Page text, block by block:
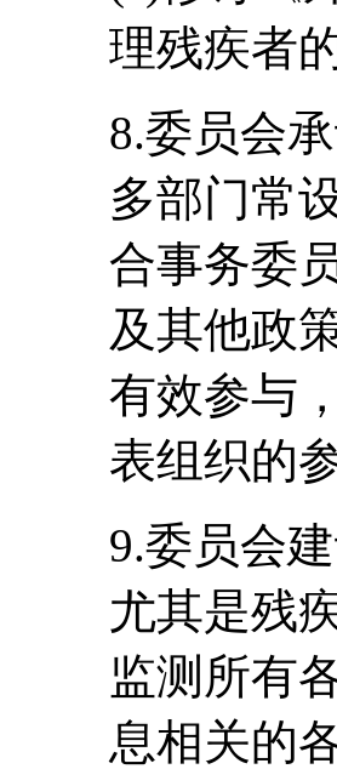
理残疾者
8.委员会
多部门常
合事务委
及其他政
有效参与
表组织的
9.委员会
尤其是残
监测所有
息相关的